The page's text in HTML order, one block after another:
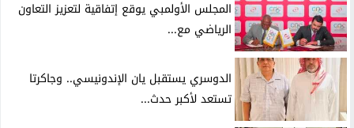
المجلس الأولمبي يوقع إتفاقية لتعزيز التعاون
الرياضي مع...
الدوسري يستقبل يان الإندونيسي.. وجاكرتا
تستعد لأكبر حدث...